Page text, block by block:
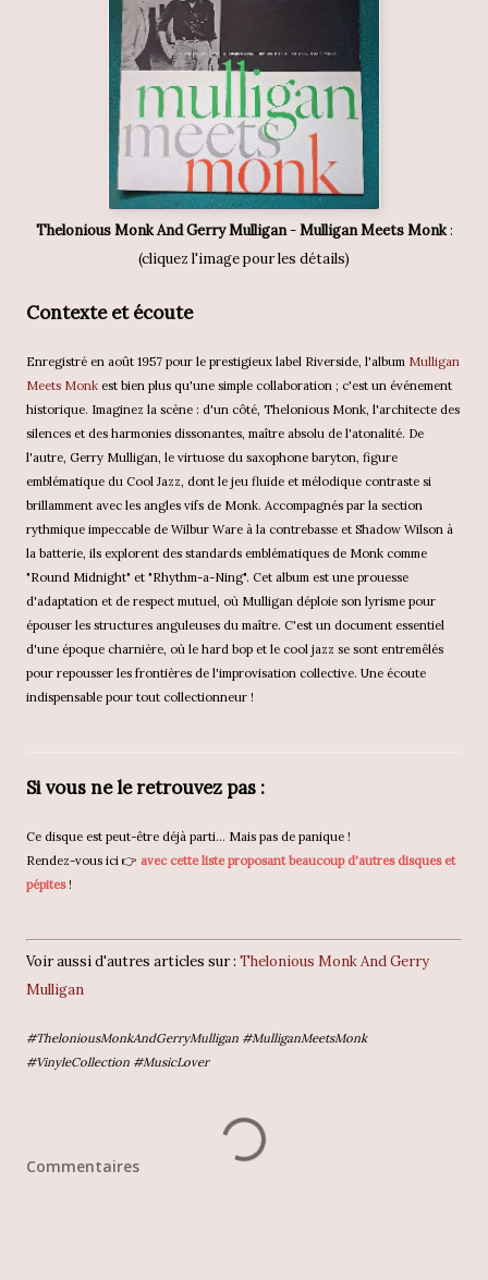
Thelonious Monk And Gerry Mulligan-Mulligan Meets Monk:
(cliquez l'image pour les détails)
Contexte et écoute
Enregistré en août 1957 pour le prestigieux label Riverside, l'album Mulligan
Meets Monk est bien plus qu'une simple collaboration ; c'est un événement
historique. Imaginez la scène : d'un côté, Thelonious Monk, l'architecte des
silences et des harmonies dissonantes, maître absolu de l'atonalité. De
l'autre, Gerry Mulligan, le virtuose du saxophone baryton, figure
emblématique du Cool Jazz, dont le jeu fluide et mélodique contraste si
brillamment avec les angles vifs de Monk. Accompagnés par la section
rythmique impeccable de Wilbur Ware à la contrebasse et Shadow Wilson à
la batterie, ils explorent des standards emblématiques de Monk comme
"Round Midnight" et "Rhythm-a-Ning". Cet album est une prouesse
d'adaptation et de respect mutuel, où Mulligan déploie son lyrisme pour
épouser les structures anguleuses du maître. C'est un document essentiel
d'une époque charnière, où le hard bop et le cool jazz se sont entremêlés
pour repousser les frontières de l'improvisation collective. Une écoute
indispensable pour tout collectionneur !
Si vous ne le retrouvez pas :
Ce disque est peut-être déjà parti... Mais pas de panique !
Rendez-vous ici 👉 avec cette liste proposant beaucoup d'autres disques et
pépites!
Voir aussi d'autres articles sur : Thelonious Monk And Gerry
Mulligan
#TheloniousMonkAndGerryMulligan #MulliganMeetsMonk
#VinyleCollection #MusicLover
Commentaires